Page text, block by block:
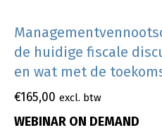
de huidige fiscale
en wat met de
€165,00 excl. btw
WEBINAR ON DEMAND